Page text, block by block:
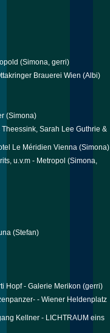
(Simona, gerri)
Brauerei Wien (Albi)
(Simona)
Sarah Lee Guthrie &
Le Méridien Vienna (Simona)
u.v.m - Metropol (Simona,
(Stefan)
Hopf - Galerie Merikon (gerri)
- Wiener Heldenplatz
Kellner - LICHTRAUM eins